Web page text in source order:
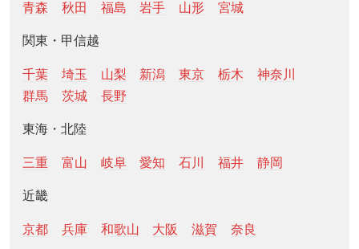
青森 秋田 福島 岩手 山形 宮城
関東・甲信越
千葉 埼玉 山梨 新潟 東京 栃木
神奈川
群馬
茨城 長野
東海・北陸
三重 富山 岐阜 愛知 石川 福井 静岡
近畿
京都 兵庫 和歌山 大阪 滋賀 奈良